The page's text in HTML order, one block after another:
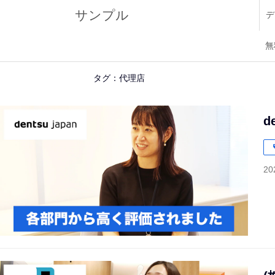
サンプル
タグ：代理店